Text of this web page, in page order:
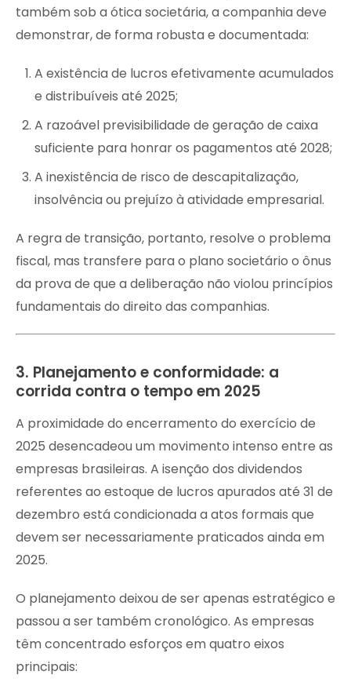
também sob a ótica societária, a companhia deve
demonstrar, de forma robusta e documentada:
A existência de lucros efetivamente acumulados
e distribuíveis até 2025;
A razoável previsibilidade de geração de caixa
suficiente para honrar os pagamentos até 2028;
A inexistência de risco de descapitalização,
insolvência ou prejuízo à atividade empresarial.
A regra de transição, portanto, resolve o problema
fiscal, mas transfere para o plano societário o ônus
da prova de que a deliberação não violou princípios
fundamentais do direito das companhias.
3. Planejamento e conformidade: a
corrida contra o tempo em 2025
A proximidade do encerramento do exercício de
2025 desencadeou um movimento intenso entre as
empresas brasileiras. A isenção dos dividendos
referentes ao estoque de lucros apurados até 31 de
dezembro está condicionada a atos formais que
devem ser necessariamente praticados ainda em
2025.
O planejamento deixou de ser apenas estratégico e
passou a ser também cronológico. As empresas
têm concentrado esforços em quatro eixos
principais: